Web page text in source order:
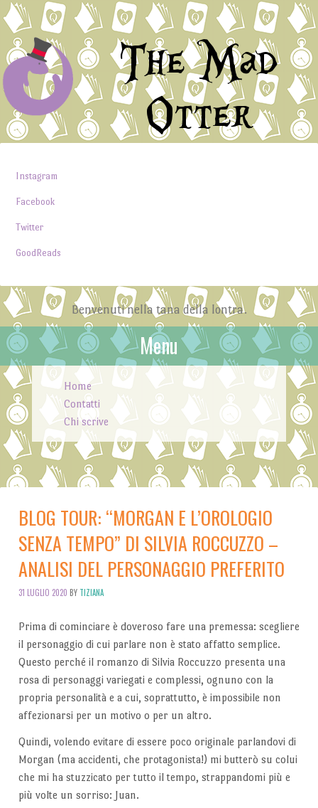
The Mad
Otter
Instagram
Facebook
Twitter
GoodReads
Benvenuti nella tana della lontra.
Menu
Skip to content
Home
Contatti
Chi scrive
BLOG TOUR: “MORGAN E L’OROLOGIO
SENZA TEMPO” DI SILVIA ROCCUZZO –
ANALISI DEL PERSONAGGIO PREFERITO
31 LUGLIO 2020 BY TIZIANA
Prima di cominciare è doveroso fare una premessa: scegliere
il personaggio di cui parlare non è stato affatto semplice.
Questo perché il romanzo di Silvia Roccuzzo presenta una
rosa di personaggi variegati e complessi, ognuno con la
propria personalità e a cui, soprattutto, è impossibile non
affezionarsi per un motivo o per un altro.
Quindi, volendo evitare di essere poco originale parlandovi di
Morgan (ma accidenti, che protagonista!) mi butterò su colui
che mi ha stuzzicato per tutto il tempo, strappandomi più e
più volte un sorriso: Juan.